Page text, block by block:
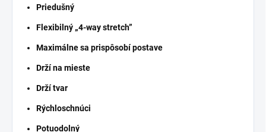
Priedušný
Flexibilný „4-way stretch”
Maximálne sa prispôsobí postave
Drží na mieste
Drží tvar
Rýchloschnúci
Potuodolný